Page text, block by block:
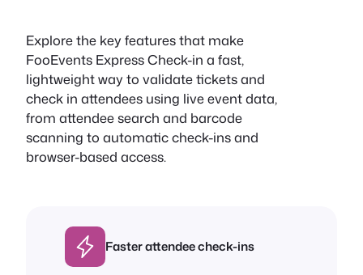
Explore the key features that make
FooEvents Express Check-in a fast,
lightweight way to validate tickets and
check in attendees using live event data,
from attendee search and barcode
scanning to automatic check-ins and
browser-based access.
Faster attendee check-ins